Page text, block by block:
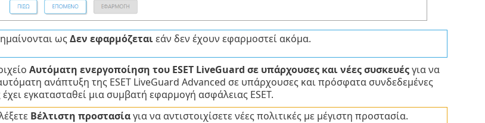
ωςΔεν εφαρμόζεταιεάν δεν έχουν εφαρμοστεί ακόμα.
Αυτόματη ενεργοποίηση του ESET LiveGuard σε υπάρχουσες και νέες συσκευέςγια να
ανάπτυξη της ESET LiveGuard Advanced σε υπάρχουσες και πρόσφατα συνδεδεμένες
εγκατασταθεί μια συμβατή εφαρμογή ασφάλειας ESET.
Βέλτιστη προστασίαγια να αντιστοιχίσετε νέες πολιτικές με μέγιστη προστασία.